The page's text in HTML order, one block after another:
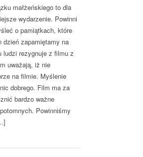
małżeńskiego to dla
wydarzenie. Powinni
o pamiątkach, które
dzień zapamiętamy na
ludzi rezygnuje z filmu z
uważają, iż nie
na filmie. Myślenie
dobrego. Film ma za
bardzo ważne
Powinniśmy